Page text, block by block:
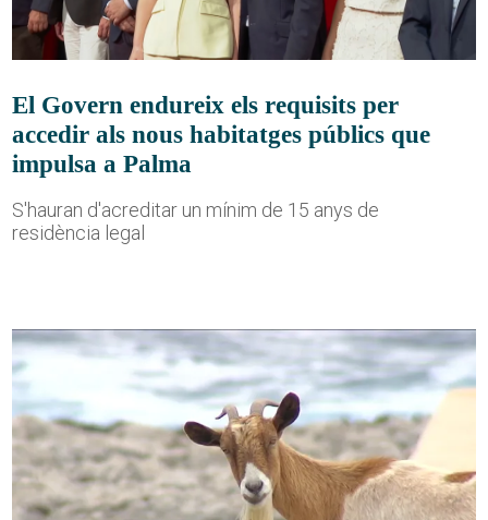
El Govern endureix els requisits per
accedir als nous habitatges públics que
impulsa a Palma
S'hauran d'acreditar un mínim de 15 anys de
residència legal